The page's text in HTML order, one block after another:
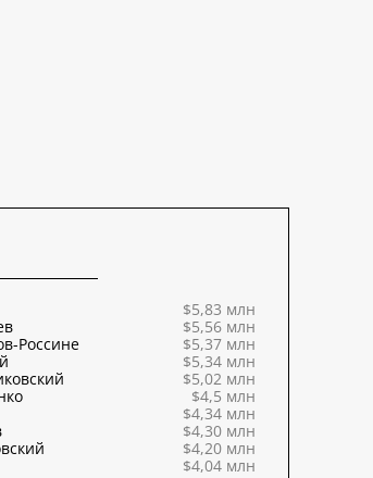
$5,83 млн
$5,56 млн
Россине
$5,37 млн
$5,34 млн
$5,02 млн
$4,5 млн
$4,34 млн
$4,30 млн
$4,20 млн
$4,04 млн